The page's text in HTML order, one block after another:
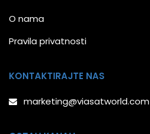
O nama
Pravila privatnosti
KONTAKTIRAJTE NAS
marketing@viasatworld.com